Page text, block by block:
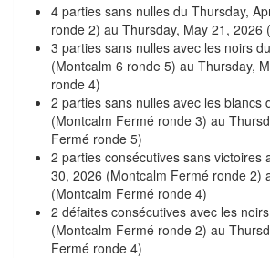
4 parties sans nulles du Thursday,
ronde 2) au Thursday, May 21,
3 parties sans nulles avec les noirs
(Montcalm 6 ronde 5) au Thursday,
ronde 4)
2 parties sans nulles avec les blancs
(Montcalm Fermé ronde 3) au
Fermé ronde 5)
2 parties consécutives sans victoires
30, 2026 (Montcalm Fermé ronde 2)
(Montcalm Fermé ronde 4)
2 défaites consécutives avec les
(Montcalm Fermé ronde 2) au
Fermé ronde 4)